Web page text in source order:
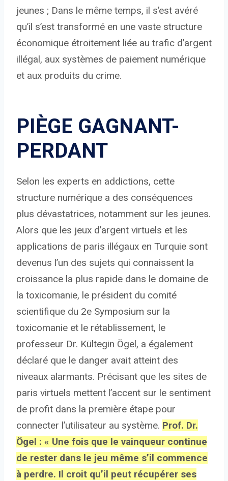
jeunes ; Dans le même temps, il s’est avéré
qu’il s’est transformé en une vaste structure
économique étroitement liée au trafic d’argent
illégal, aux systèmes de paiement numérique
et aux produits du crime.
PIÈGE GAGNANT-
PERDANT
Selon les experts en addictions, cette
structure numérique a des conséquences
plus dévastatrices, notamment sur les jeunes.
Alors que les jeux d’argent virtuels et les
applications de paris illégaux en Turquie sont
devenus l’un des sujets qui connaissent la
croissance la plus rapide dans le domaine de
la toxicomanie, le président du comité
scientifique du 2e Symposium sur la
toxicomanie et le rétablissement, le
professeur Dr. Kültegin Ögel, a également
déclaré que le danger avait atteint des
niveaux alarmants. Précisant que les sites de
paris virtuels mettent l’accent sur le sentiment
de profit dans la première étape pour
connecter l’utilisateur au système. Prof. Dr.
Ögel : « Une fois que le vainqueur continue
de rester dans le jeu même s’il commence
à perdre. Il croit qu’il peut récupérer ses